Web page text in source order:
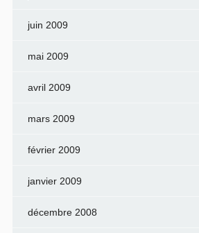
juin 2009
mai 2009
avril 2009
mars 2009
février 2009
janvier 2009
décembre 2008